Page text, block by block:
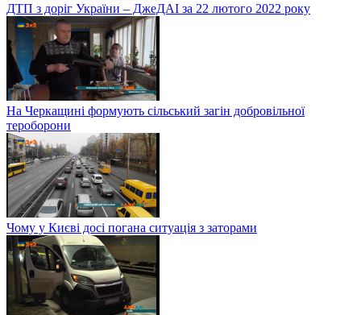
ДТП з доріг України – ДжеДАІ за 22 лютого 2022 року
На Черкащині формують сільський загін добровільної
тероборони
Чому у Києві досі погана ситуація з заторами